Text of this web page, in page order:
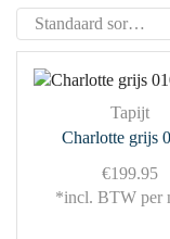
Tapijt
Charlotte grijs
€199.95
*incl. BTW per